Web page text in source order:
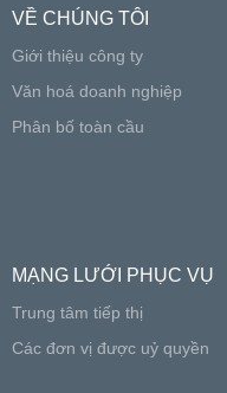
VỀ CHÚNG TÔI
Giới thiệu công ty
Văn hoá doanh nghiệp
Phân bố toàn cầu
MẠNG LƯỚI PHỤC VỤ
Trung tâm tiếp thị
Các đơn vị được uỷ quyền